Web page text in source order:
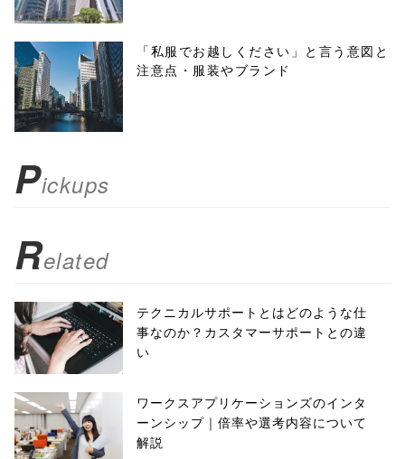
height=450,
menubar=no,
toolbar=no,
scrollbars=yes'
false;"> シェア
「私服でお越しください」と言う意図と
注意点・服装やブランド
Pickups
Related
テクニカルサポートとはどのような仕
事なのか？カスタマーサポートとの違
い
ワークスアプリケーションズのインタ
ーンシップ｜倍率や選考内容について
解説